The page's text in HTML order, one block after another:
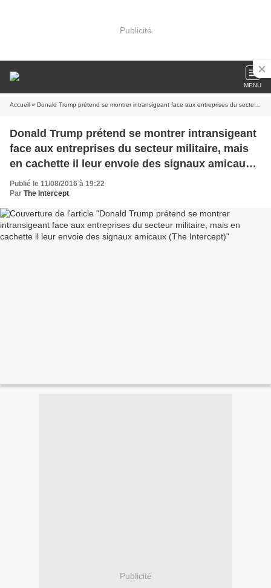
Publicité
MENU
Accueil » Donald Trump prétend se montrer intransigeant face aux entreprises du secteur militaire, mais en cachette il leur envoie des signaux amicaux (The Intercept)
Donald Trump prétend se montrer intransigeant
face aux entreprises du secteur militaire, mais
en cachette il leur envoie des signaux amicaux
(The Intercept)
Publié le 11/08/2016 à 19:22
Par The Intercept
Publicité